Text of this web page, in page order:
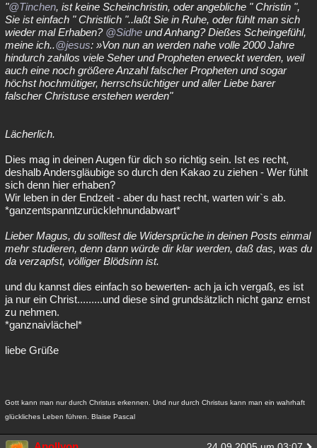
"@Tinchen, ist keine Scheinchristin, oder angebliche " Christin ",
Sie ist einfach " Christlich "..laßt Sie in Ruhe, oder fühlt man sich
wieder mal Erhaben? @Sidhe und Anhang? Dießes Scheingefühl,
meine ich..@jesus: »Von nun an werden nahe volle 2000 Jahre
hindurch zahllos viele Seher und Propheten erweckt werden, weil
auch eine noch größere Anzahl falscher Propheten und sogar
höchst hochmütiger, herrschsüchtiger und aller Liebe barer
falscher Christuse erstehen werden"
Lächerlich.
Dies mag in deinen Augen für dich so richtig sein. Ist es recht,
deshalb Andersgläubige so durch den Kakao zu ziehen - Wer fühlt
sich denn hier erhaben?
Wir leben in der Endzeit - aber du hast recht, warten wir`s ab.
*ganzentspanntzurücklehnundabwart*
Lieber Magus, du solltest die Widersprüche in deinen Posts einmal
mehr studieren, denn dann würde dir klar werden, daß das, was du
da verzapfst, völliger Blödsinn ist.
und du kannst dies einfach so bewerten- ach ja ich vergaß, es ist
ja nur ein Christ.........und diese sind grundsätzlich nicht ganz ernst
zu nehmen.
*ganznaivlächel*
liebe Grüße
Gott kann man nur durch Christus erkennen. Und nur durch Christus kann man ein wahrhaft
glückliches Leben führen. Blaise Pascal